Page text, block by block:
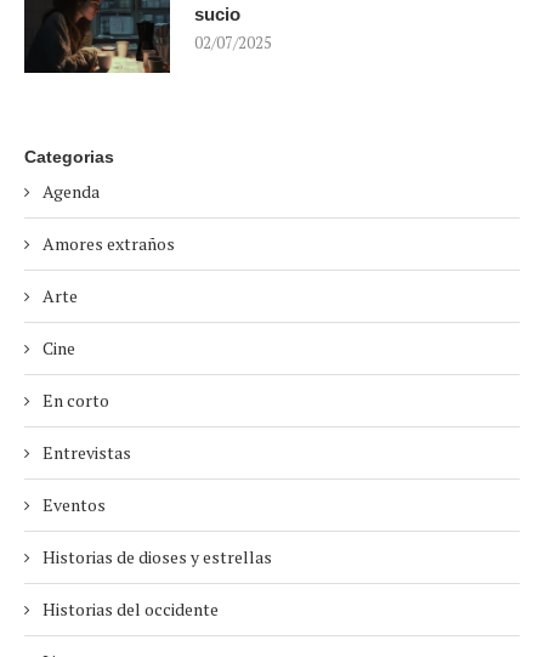
sucio
02/07/2025
Categorias
Agenda
Amores extraños
Arte
Cine
En corto
Entrevistas
Eventos
Historias de dioses y estrellas
Historias del occidente